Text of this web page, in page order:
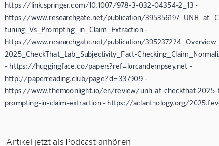
https://link.springer.com/10.1007/978-3-032-04354-2_13 -
https://www.researchgate.net/publication/
tuning_Vs_Prompting_in_Claim_Extraction -
https://www.researchgate.net/publication/
2025_CheckThat_Lab_Subjectivity_Fact-
- https://huggingface.co/papers?ref=lorcandempsey.net -
http://paperreading.club/page?id=337909 -
https://www.themoonlight.io/en/review/unh-at-checkthat-
prompting-in-claim-extraction - https://aclanthology.org/
Artikel jetzt als Podcast anhören